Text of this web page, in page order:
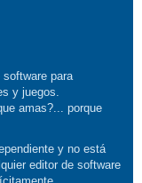
para
y juegos.
amas?... porque
y no está
editor de software